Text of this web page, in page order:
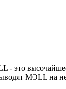
- это
MOLL на